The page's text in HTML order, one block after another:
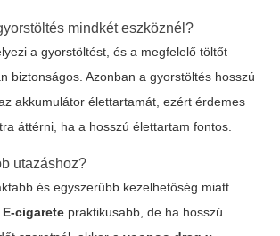
mindkét eszköznél?
a gyorstöltést, és a megfelelő töltőt
biztonságos. Azonban a gyorstöltés hosszú
akkumulátor élettartamát, ezért érdemes
áttérni, ha a hosszú élettartam fontos.
utazáshoz?
és egyszerűbb kezelhetőség miatt
E-cigarete praktikusabb, de ha hosszú